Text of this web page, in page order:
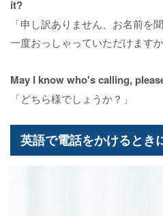
it?
「申し訳ありません、お名前を
一度おっしゃっていただけますか
May I know who's calling,
「どちら様でしょうか？」
英語で電話をかけるとき